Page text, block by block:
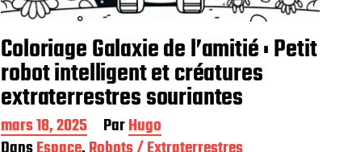
Coloriage Galaxie de l’amitié : Petit
robot intelligent et créatures
extraterrestres souriantes
D
a
mars 18, 2025 ParHugo